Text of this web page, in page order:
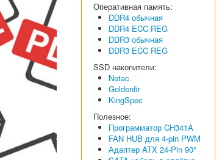
Оперативная память:
DDR4 обычная
DDR4 ECC REG
DDR3 обычная
DDR3 ECC REG
SSD накопители:
Netac
Goldenfir
KingSpec
Полезное:
Программатор CH341A
FAN HUB для 4-pin PWM
Адаптер ATX 24-Pin 90°